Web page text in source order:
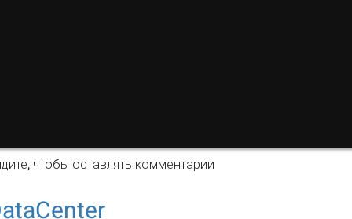
ELiS Web для размещения статических веб-ресурсов в
, чтобы оставлять комментарии